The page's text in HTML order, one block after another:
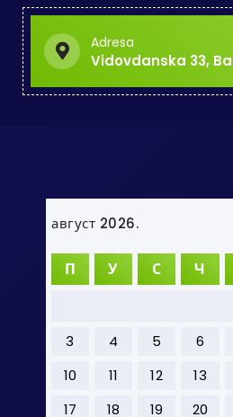
Adresa
Vidovdanska 33,
август 2026.
П У С Ч
3
4 5 6
10
11 12 13
17
18 19 20